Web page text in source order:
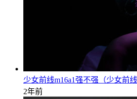
少女前线m16a1强不强（少女前
2年前